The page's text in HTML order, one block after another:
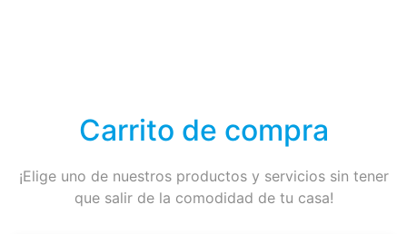
Carrito de compra
¡Elige uno de nuestros productos y servicios sin tener
que salir de la comodidad de tu casa!